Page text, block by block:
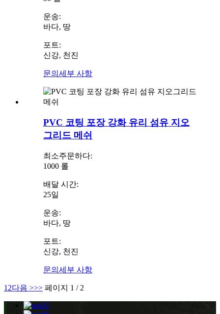
운송:
바다, 땅
포트:
신강, 천진
문의 세부 사항
PVC 코팅 포장 강화 유리 섬유 지오
그리드 메쉬
최소주문하다:
1000 롤
배달 시간:
25일
운송:
바다, 땅
포트:
신강, 천진
문의 세부 사항
1 2다음 >>> 페이지 1 / 2